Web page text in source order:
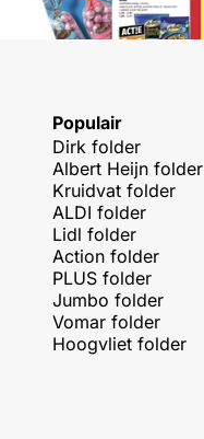
Populair
Dirk folder
Albert Heijn folder
Kruidvat folder
ALDI folder
Lidl folder
Action folder
PLUS folder
Jumbo folder
Vomar folder
Hoogvliet folder